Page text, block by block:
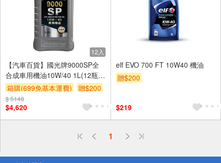
12入
【汽車百貨】國光牌9000SP全
合成車用機油10W/40 1L(12瓶/
箱)
箱購(699免基本運費) 贈$200
$ 5148
$4,620
elf EVO 700 FT 10W40 機油
贈$200
$219
1
偏遠地區配送
得獎公告